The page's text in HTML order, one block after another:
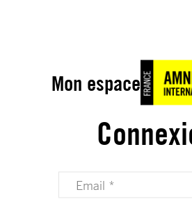
Mon espace
Votre adresse email (obligatoire)